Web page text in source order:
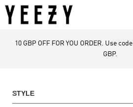
10 GBP OFF FOR YOU ORDER. Use code
GBP.
STYLE